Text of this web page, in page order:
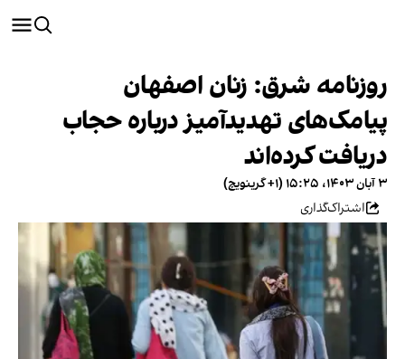
روزنامه شرق: زنان اصفهان
پیامک‌های تهدیدآمیز درباره حجاب
دریافت کرده‌اند
۳ آبان ۱۴۰۳، ۱۵:۲۵ (‎+۱ گرینویچ)
اشتراک‌گذاری